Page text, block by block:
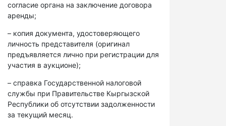
согласие органа на заключение договора
аренды;
– копия документа, удостоверяющего
личность представителя (оригинал
предъявляется лично при регистрации для
участия в аукционе);
– справка Государственной налоговой
службы при Правительстве Кыргызской
Республики об отсутствии задолженности
за текущий месяц.